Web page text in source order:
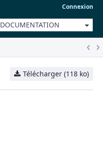
Connexion
DOCUMENTATION
Télécharger (118 ko)